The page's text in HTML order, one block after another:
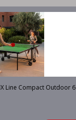
Line Compact Outdoor 6